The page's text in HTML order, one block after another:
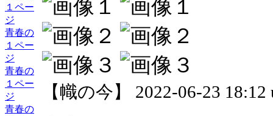
１ペー
ジ
青春の
１ペー
ジ
青春の
１ペー
ジ
青春の
【幟の今】 2022-06-23 18:12